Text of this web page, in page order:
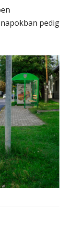
pedig